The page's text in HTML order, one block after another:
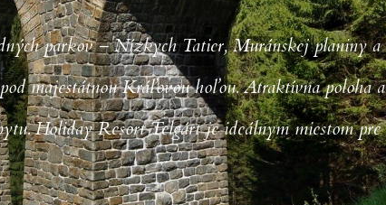
parkov – Nízkych Tatier, Muránskej planiny a
majestátnou Kráľovou hoľou. Atraktívna poloha a
Holiday Resort Telgárt je ideálnym miestom pre